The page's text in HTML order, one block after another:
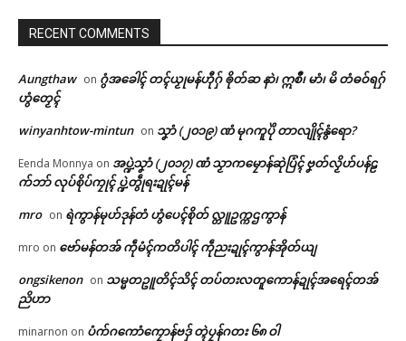
ဌာန်ပရိုၚ်ဗၠးၜးမန်
RECENT COMMENTS
Aungthaw on ဂွံအခေါၚ် တၚ်ယၟုမန်ဟီုဂှ် ၜိုတ်ဆ နာဲ၊ ဣစဳ၊ မာံ၊ မိ တံဓဝ်ရဂှ်
ဟွံတၟေၚ်
winyanhtow-mintun on သၞာံ (၂၀၁၉) ဏံ မုဂကူပိုဲ တာလျိုၚ်နွံရော?
Eenda Monnya on အပ္ဍဲသၞာံ (၂၀၁၇) ဏံ သၟာကမၠောန်ဆုဲပြံၚ် ဗၞတ်လၟိဟ်ပန်ဠ
က်ဘာ် လုပ်စိုပ်ကၠုၚ် ပ္ဍဲတွဵုရးဍုၚ်မန်
mro on ရဲကွာန်မုဟ်ဒုန်တံ ဟွံပေၚ်စိုတ် လ္တူဥက္ကဌကွာန်
mro on ဗော်မန်တအ် ကဵုမံၚ်ကတိပါၚ် ကဵုညးဍုၚ်ကွာန်အိုတ်ယျ
ongsikenon on သမ္မတဥူတိၚ်သိၚ် တပ်တးလတူကောန်ဍုၚ်အရေၚ်တအ်
ညိဟာ
minarnon on ပံက်ဂကောံကၠောန်ဗဒှ် တ္ၚဲပၠန်ဂတး ၆၈ ဝါ